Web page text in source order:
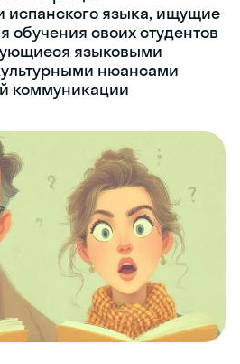
испанского языка, ищущие
обучения своих студентов
языковыми
нюансами
коммуникации